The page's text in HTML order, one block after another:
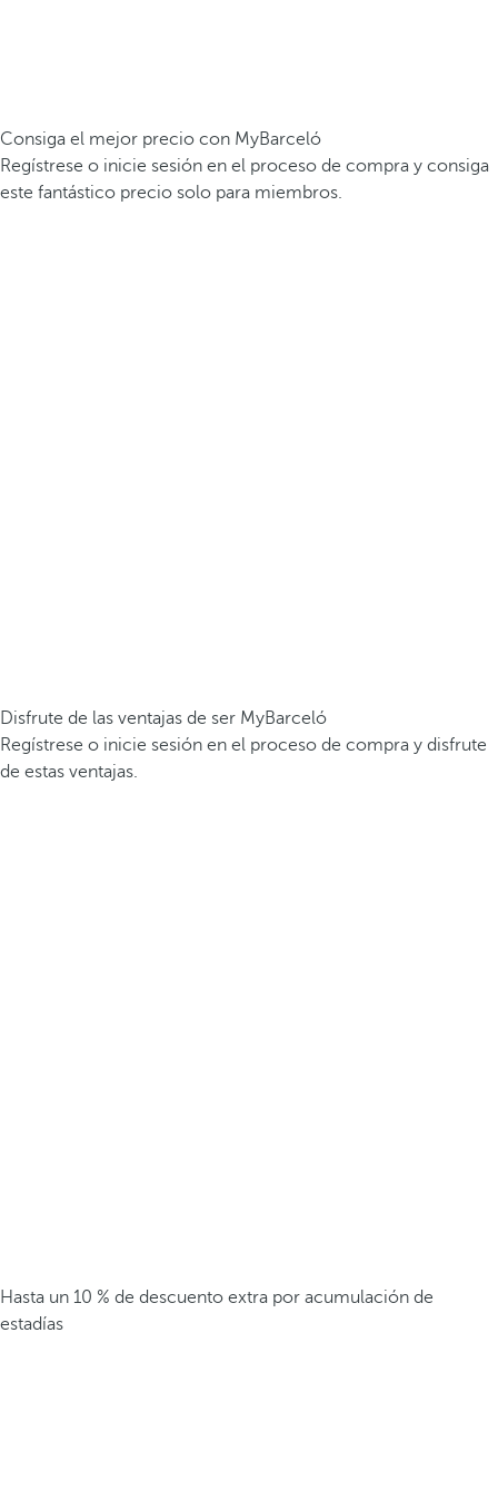
Consiga el mejor precio con MyBarceló
Regístrese o inicie sesión en el proceso de compra y consiga
este fantástico precio solo para miembros.
Disfrute de las ventajas de ser MyBarceló
Regístrese o inicie sesión en el proceso de compra y disfrute
de estas ventajas.
Hasta un 10 % de descuento extra por acumulación de
estadías